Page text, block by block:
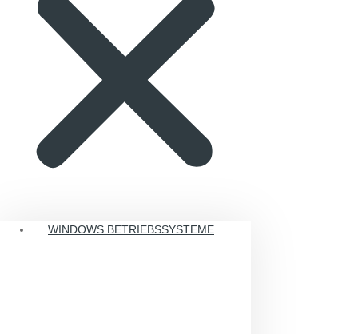
WINDOWS BETRIEBSSYSTEME